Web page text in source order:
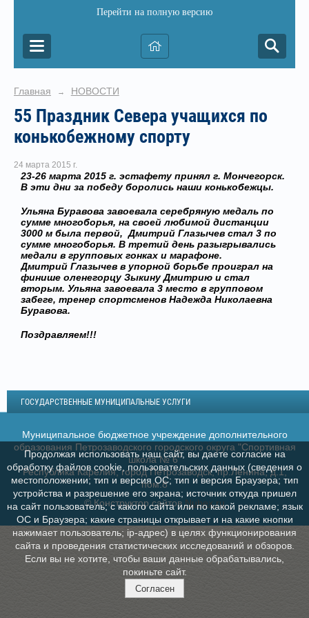
Перейти на полную версию
Главная → НОВОСТИ
55 Праздник Севера учащихся по
конькобежному спорту
24 марта 2015 г.
23-26 марта 2015 г. эстафету принял г. Мончегорск.
В эти дни за победу боролись наши конькобежцы.
Ульяна Буравова завоевала серебряную медаль по
сумме многоборья, на своей любимой дистанции
3000 м была первой, Дмитрий Глазычев стал 3 по
сумме многоборья. В третий день разыгрывались
медали в групповых гонках и марафоне.
Дмитрий Глазычев в упорной борьбе проиграл на
финише оленегорцу Зыкину Дмитрию и стал
вторым. Ульяна завоевала 3 место в групповом
забеге, тренер спортсменов Надежда Николаевна
Буравова.
Поздравляем!!!
ГОСУДАРСТВЕННЫЕ МУНИЦИПАЛЬНЫЕ УСЛУГИ
Муниципальное бюджетное учреждение дополнительного
образования Петрозаводского городского округа "Спортивная
школа № 6"
Республика Карелия, город Петрозаводск, пр.Ленина, д.1,
пом.8
© Конструктор сайтовNubex.ru
Продолжая использовать наш сайт, вы даете согласие на
обработку файлов cookie, пользовательских данных (сведения о
местоположении; тип и версия ОС; тип и версия Браузера; тип
устройства и разрешение его экрана; источник откуда пришел
на сайт пользователь; с какого сайта или по какой рекламе; язык
ОС и Браузера; какие страницы открывает и на какие кнопки
нажимает пользователь; ip-адрес) в целях функционирования
сайта и проведения статистических исследований и обзоров.
Если вы не хотите, чтобы ваши данные обрабатывались,
покиньте сайт.
Согласен